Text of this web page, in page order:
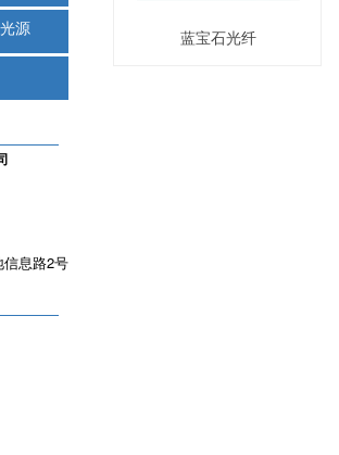
源
蓝宝石光纤
信息路2号